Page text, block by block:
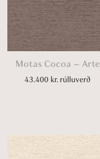
Motas Cocoa – Arte
43.400 kr.rúlluverð